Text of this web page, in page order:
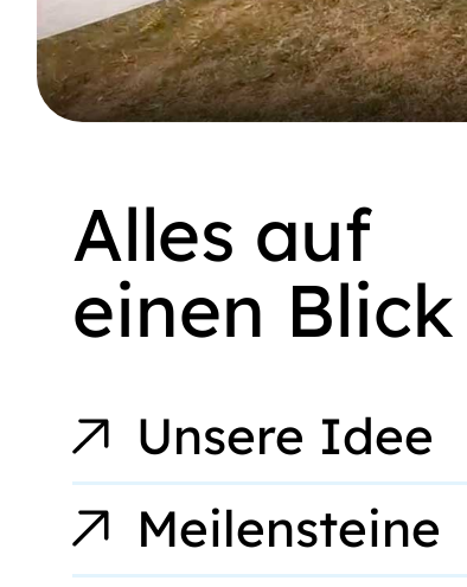
Alles auf
einen Blick
Unsere Idee
Meilensteine